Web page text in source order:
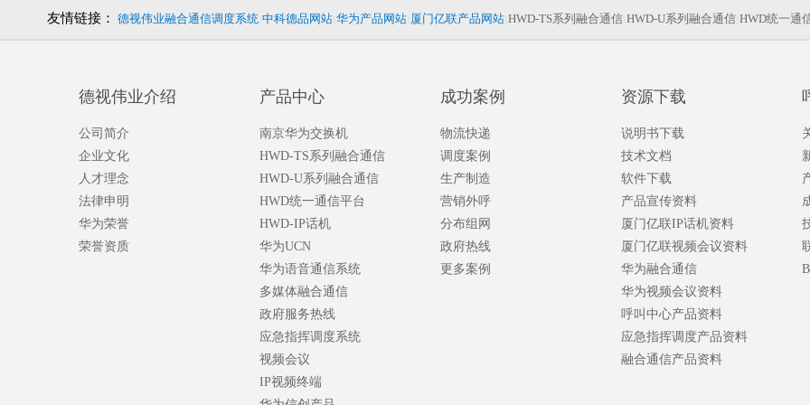
友情链接： 德视伟业融合通信调度系统 中科德品网站 华为产品网站 厦门亿联产品网站 HWD-TS系列融合通信 HWD-U系列融合通信 HWD统一通
德视伟业介绍
公司简介
企业文化
人才理念
法律申明
华为荣誉
荣誉资质
产品中心
南京华为交换机
HWD-TS系列融合通信
HWD-U系列融合通信
HWD统一通信平台
HWD-IP话机
华为UCN
华为语音通信系统
多媒体融合通信
政府服务热线
应急指挥调度系统
视频会议
IP视频终端
成功案例
物流快递
调度案例
生产制造
营销外呼
分布组网
政府热线
更多案例
资源下载
说明书下载
技术文档
软件下载
产品宣传资料
厦门亿联IP话机资料
厦门亿联视频会议资料
华为融合通信
华为视频会议资料
呼叫中心产品资料
应急指挥调度产品资料
融合通信产品资料